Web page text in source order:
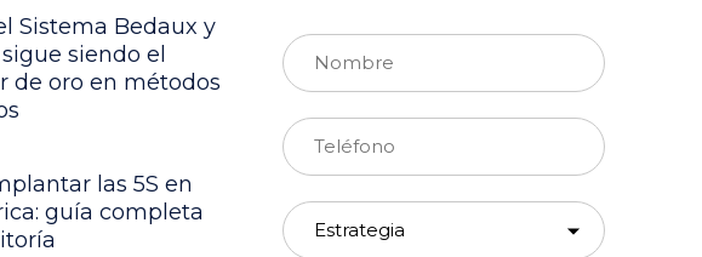
Sistema Bedaux y
siendo el
de oro en métodos
las 5S en
guía completa